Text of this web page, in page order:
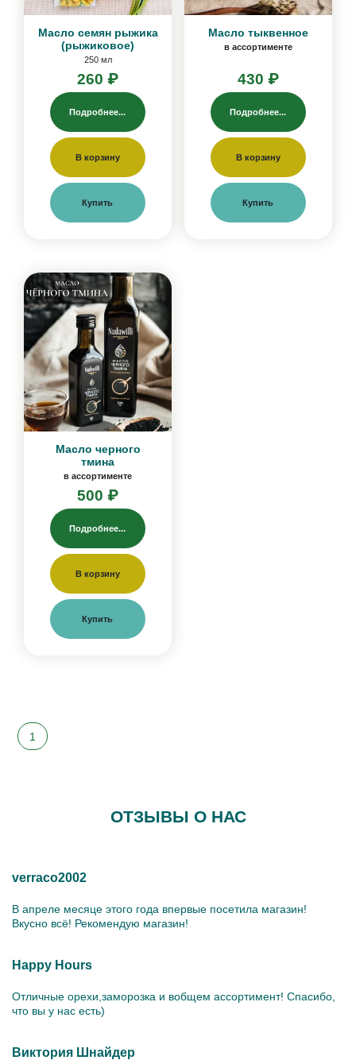
Масло семян рыжика
(рыжиковое)
250 мл
260 ₽
Подробнее...
В корзину
Купить
Масло тыквенное
в ассортименте
430 ₽
Подробнее...
В корзину
Купить
Масло черного
тмина
в ассортименте
500 ₽
Подробнее...
В корзину
Купить
1
ОТЗЫВЫ О НАС
verraco2002
В апреле месяце этого года впервые посетила магазин!
Вкусно всё! Рекомендую магазин!
Happy Hours
Отличные орехи,заморозка и вобщем ассортимент! Спасибо,
что вы у нас есть)
Виктория Шнайдер